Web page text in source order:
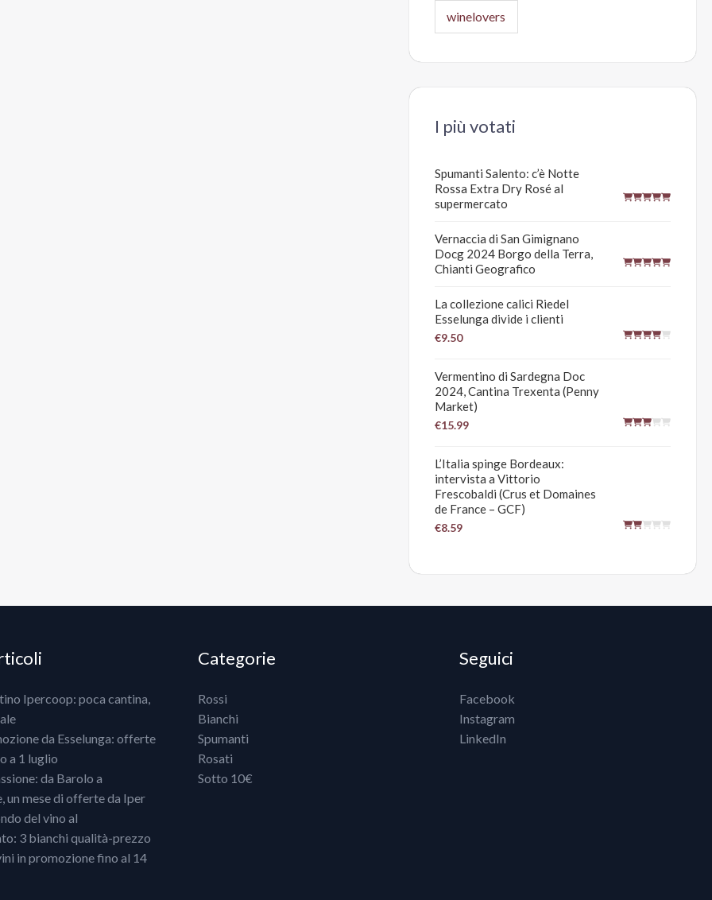
winelovers
I più votati
Spumanti Salento: c’è Notte
Rossa Extra Dry Rosé al
supermercato
Vernaccia di San Gimignano
Docg 2024 Borgo della Terra,
Chianti Geografico
La collezione calici Riedel
Esselunga divide i clienti
€9.50
Vermentino di Sardegna Doc
2024, Cantina Trexenta (Penny
Market)
€15.99
L’Italia spinge Bordeaux:
intervista a Vittorio
Frescobaldi (Crus et Domaines
de France – GCF)
€8.59
Ipercoop: poca cantina,
da Esselunga: offerte
a 1 luglio
da Barolo a
un mese di offerte da Iper
del vino al
3 bianchi qualità-prezzo
in promozione fino al 14
Categorie
Rossi
Bianchi
Spumanti
Rosati
Sotto 10€
Seguici
Facebook
Instagram
LinkedIn